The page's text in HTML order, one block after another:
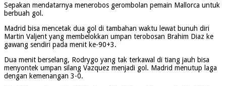
Sepakan mendatarnya menerobos gerombolan pemain Mallorca untuk
berbuah gol.
Madrid bisa mencetak dua gol di tambahan waktu lewat bunuh diri
Martin Valjent yang membelokkan umpan terobosan Brahim Diaz ke
gawang sendiri pada menit ke-90+3.
Dua menit berselang, Rodrygo yang tak terkawal di tiang jauh bisa
menyontek umpan silang Vazquez menjadi gol. Madrid menutup laga
dengan kemenangan 3-0.